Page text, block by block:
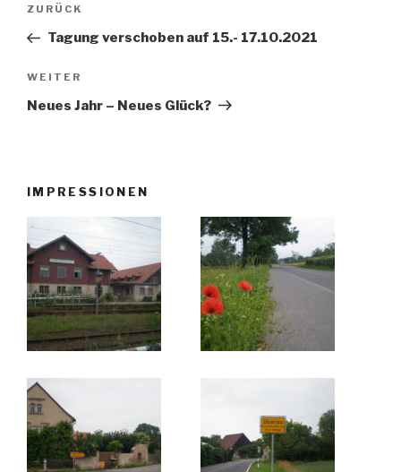
Vorheriger
Beitrag
ZURÜCK
Tagung verschoben auf 15.- 17.10.2021
Nächster
Beitrag
WEITER
Neues Jahr – Neues Glück?
IMPRESSIONEN